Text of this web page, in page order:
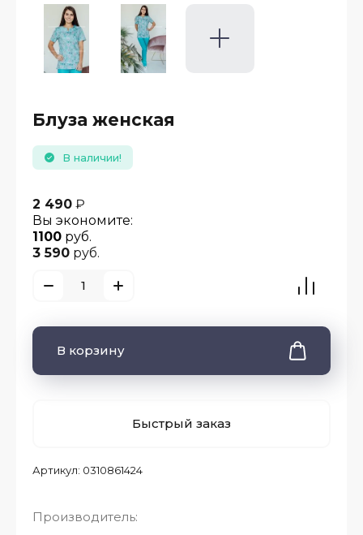
Блуза женская
Артикул: 0310861424
В наличии!
2 490 ₽
Вы экономите:
1100 руб.
3 590 руб.
В корзину
Быстрый заказ
Производитель: